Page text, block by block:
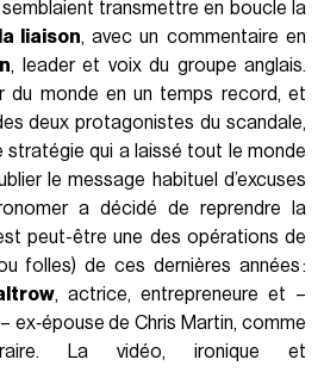
semblaient transmettre en boucle la
liaison, avec un commentaire en
, leader et voix du groupe anglais.
du monde en un temps record, et
deux protagonistes du scandale,
stratégie qui a laissé tout le monde
le message habituel d’excuses
a décidé de reprendre la
peut-être une des opérations de
folles) de ces dernières années :
, actrice, entrepreneure et –
ex‑épouse de Chris Martin, comme
La vidéo, ironique et